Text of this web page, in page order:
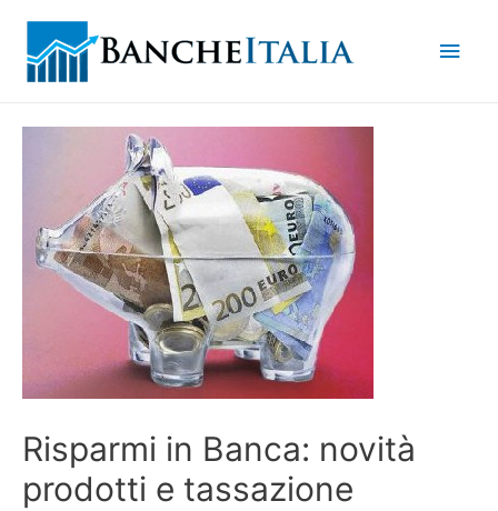
Risparmi in Banca: novità
prodotti e tassazione